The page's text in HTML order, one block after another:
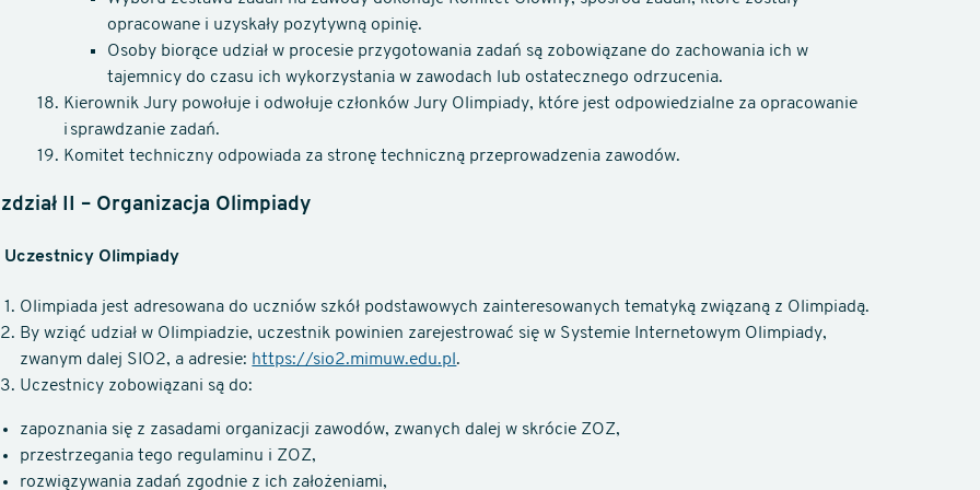
opracowane i uzyskały pozytywną opinię.
Osoby biorące udział w procesie przygotowania zadań są zobowiązane do zachowania ich w
tajemnicy do czasu ich wykorzystania w zawodach lub ostatecznego odrzucenia.
Kierownik Jury powołuje i odwołuje członków Jury Olimpiady, które jest odpowiedzialne za opracowanie
i sprawdzanie zadań.
Komitet techniczny odpowiada za stronę techniczną przeprowadzenia zawodów.
II – Organizacja Olimpiady
Uczestnicy Olimpiady
Olimpiada jest adresowana do uczniów szkół podstawowych zainteresowanych tematyką związaną z Olimpiadą.
By wziąć udział w Olimpiadzie, uczestnik powinien zarejestrować się w Systemie Internetowym Olimpiady,
zwanym dalej SIO2, a adresie: https://sio2.mimuw.edu.pl .
Uczestnicy zobowiązani są do:
zapoznania się z zasadami organizacji zawodów, zwanych dalej w skrócie ZOZ,
przestrzegania tego regulaminu i ZOZ,
rozwiązywania zadań zgodnie z ich założeniami,